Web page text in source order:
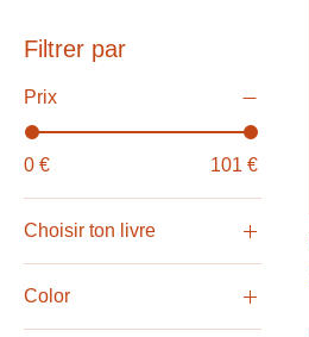
Filtrer par
Prix
0 € 101 €
Choisir ton livre
Activity Book - Basic
Color